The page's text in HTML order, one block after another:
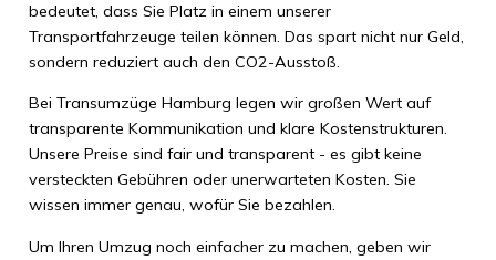
bedeutet, dass Sie Platz in einem unserer
Transportfahrzeuge teilen können. Das spart nicht nur Geld,
sondern reduziert auch den CO2-Ausstoß.
Bei Transumzüge Hamburg legen wir großen Wert auf
transparente Kommunikation und klare Kostenstrukturen.
Unsere Preise sind fair und transparent - es gibt keine
versteckten Gebühren oder unerwarteten Kosten. Sie
wissen immer genau, wofür Sie bezahlen.
Um Ihren Umzug noch einfacher zu machen, geben wir